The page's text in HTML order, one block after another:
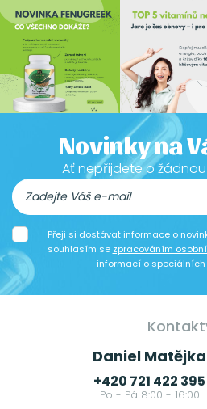
Novinky na
Ať nepřijdete o
Přeji si dostávat informace o
souhlasím se zpracováním
informací o
Daniel Matějka
+420 721 422 395
Po - Pá 8:00 - 16:00